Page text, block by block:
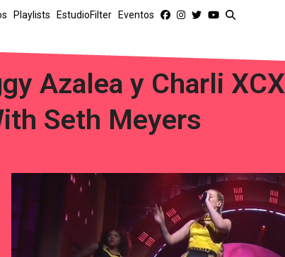
Playlists EstudioFilter Eventos
Azalea y Charli
Seth Meyers